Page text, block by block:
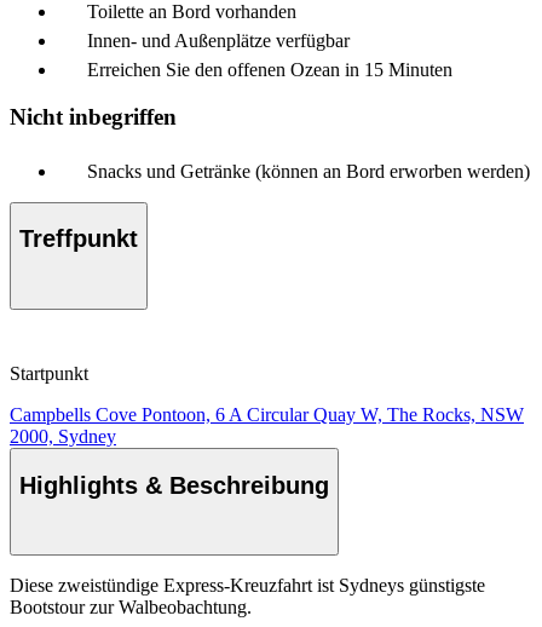
Toilette an Bord vorhanden
Innen- und Außenplätze verfügbar
Erreichen Sie den offenen Ozean in 15 Minuten
Nicht inbegriffen
Snacks und Getränke (können an Bord erworben werden)
Treffpunkt
Startpunkt
Campbells Cove Pontoon, 6 A Circular Quay W, The Rocks, NSW
2000, Sydney
Highlights & Beschreibung
Diese zweistündige Express-Kreuzfahrt ist Sydneys günstigste
Bootstour zur Walbeobachtung.